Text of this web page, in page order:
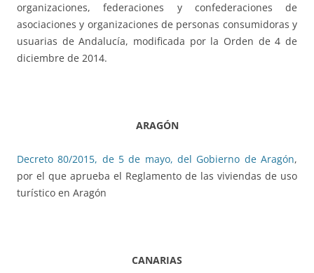
organizaciones, federaciones y confederaciones de
asociaciones y organizaciones de personas consumidoras y
usuarias de Andalucía, modificada por la Orden de 4 de
diciembre de 2014.
ARAGÓN
Decreto 80/2015, de 5 de mayo, del Gobierno de Aragón,
por el que aprueba el Reglamento de las viviendas de uso
turístico en Aragón
CANARIAS